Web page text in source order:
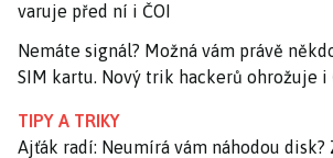
varuje před ní i ČOI
Nemáte signál? Možná vám právě
SIM kartu. Nový trik hackerů ohrožuje i
TIPY A TRIKY
Ajťák radí: Neumírá vám náhodou